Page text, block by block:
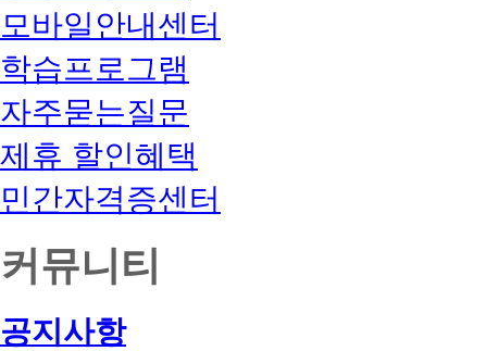
모바일안내센터
학습프로그램
자주묻는질문
제휴 할인혜택
민간자격증센터
커뮤니티
공지사항